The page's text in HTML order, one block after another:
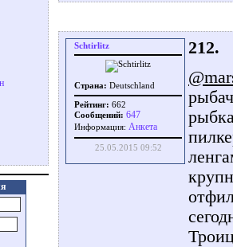
Schtirlitz
Страна: Deutschland
Рейтинг: 662
Сообщений: 647
Информация: Aнкета
25.05.2015 09:52
212.